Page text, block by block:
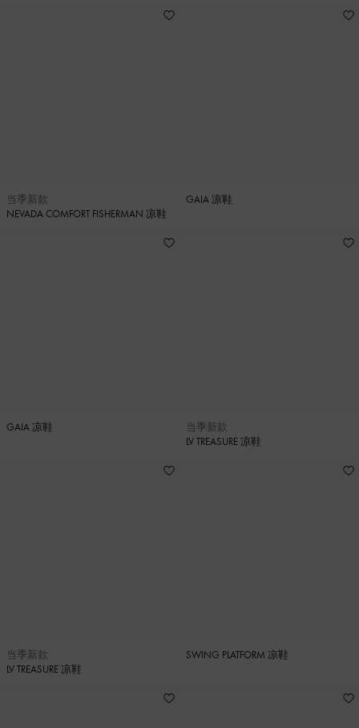
当季新款
NEVADA COMFORT FISHERMAN 凉鞋
GAIA 凉鞋
GAIA 凉鞋
当季新款
LV TREASURE 凉鞋
当季新款
LV TREASURE 凉鞋
SWING PLATFORM 凉鞋